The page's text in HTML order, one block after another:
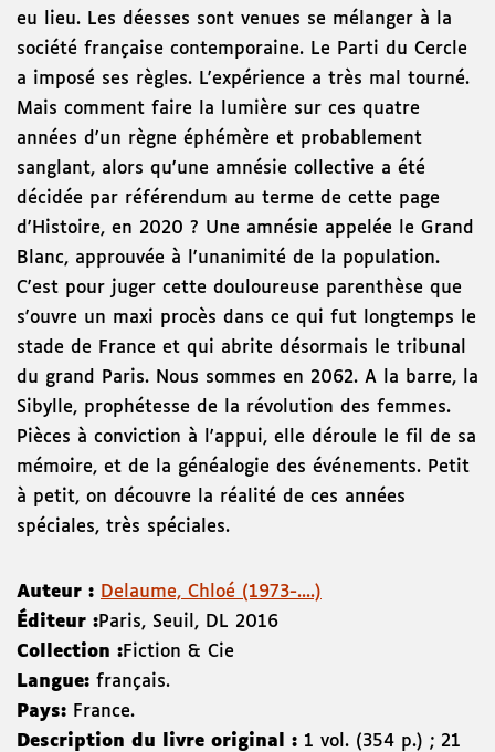
eu lieu. Les déesses sont venues se mélanger à la
société française contemporaine. Le Parti du Cercle
a imposé ses règles. L'expérience a très mal tourné.
Mais comment faire la lumière sur ces quatre
années d'un règne éphémère et probablement
sanglant, alors qu'une amnésie collective a été
décidée par référendum au terme de cette page
d'Histoire, en 2020 ? Une amnésie appelée le Grand
Blanc, approuvée à l'unanimité de la population.
C'est pour juger cette douloureuse parenthèse que
s'ouvre un maxi procès dans ce qui fut longtemps le
stade de France et qui abrite désormais le tribunal
du grand Paris. Nous sommes en 2062. A la barre, la
Sibylle, prophétesse de la révolution des femmes.
Pièces à conviction à l'appui, elle déroule le fil de sa
mémoire, et de la généalogie des événements. Petit
à petit, on découvre la réalité de ces années
spéciales, très spéciales.
Auteur : Delaume, Chloé (1973-....)
Éditeur :Paris, Seuil , DL 2016
Collection :Fiction & Cie
Langue: français.
Pays: France.
Description du livre original : 1 vol. (354 p.) ; 21